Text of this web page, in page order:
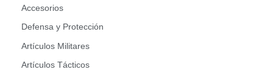
Accesorios
Defensa y Protección
Artículos Militares
Artículos Tácticos